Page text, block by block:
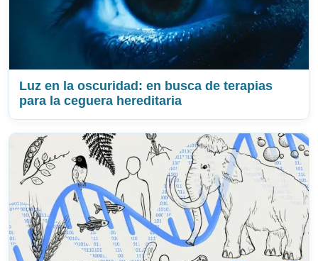
Luz en la oscuridad: en busca de terapias
para la ceguera hereditaria